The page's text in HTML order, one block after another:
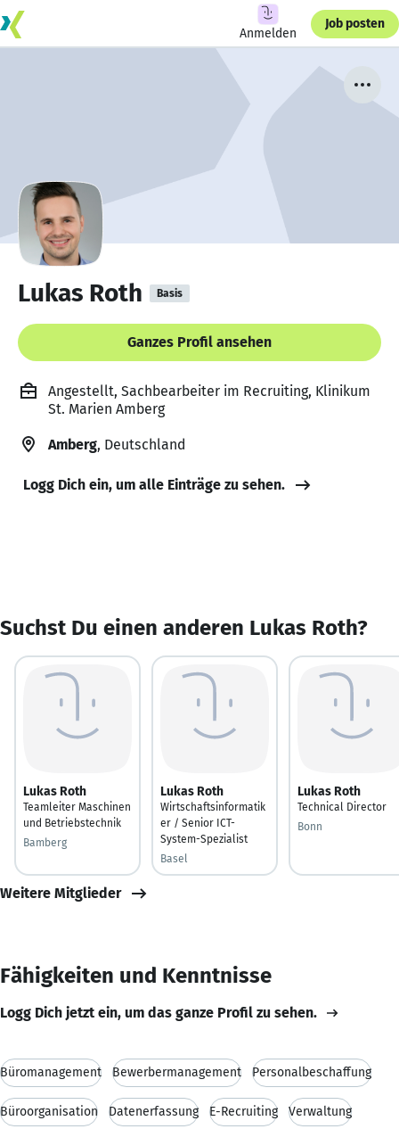
Anmelden
Job posten
Lukas Roth Basis
Ganzes Profil ansehen
Angestellt, Sachbearbeiter im Recruiting, Klinikum
St. Marien Amberg
Amberg, Deutschland
Logg Dich ein, um alle Einträge zu sehen.
Suchst Du einen anderen Lukas Roth?
Lukas Roth
Teamleiter Maschinen
und Betriebstechnik
Bamberg
Lukas Roth
Wirtschaftsinformatik
er / Senior ICT-
System-Spezialist
Basel
Lukas Roth
Technical Director
Bonn
Weitere Mitglieder
Fähigkeiten und Kenntnisse
Logg Dich jetzt ein, um das ganze Profil zu sehen.
Büromanagement Bewerbermanagement Personalbeschaffung
Büroorganisation Datenerfassung E-Recruiting Verwaltung